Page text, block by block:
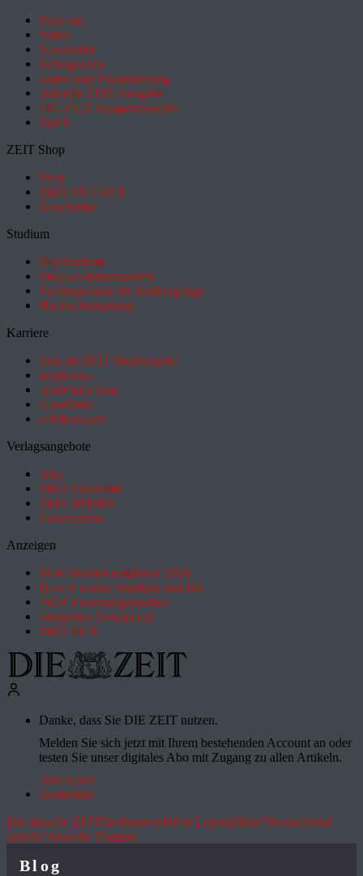
Podcasts
Video
Newsletter
Schlagzeilen
Daten und Visualisierung
Aktuelle ZEIT-Ausgabe
DIE ZEIT Ausgabenarchiv
Spiele
ZEIT Shop
Shop
ZEIT BÜCHER
Geschenke
Studium
HeyStudium
Studium-Interessentest
Suchmaschine für Studiengänge
Hochschulranking
Karriere
Jobs im ZEIT Stellenmarkt
academics
academics.com
GoodJobs
e-fellows.net
Verlagsangebote
Abo
ZEIT Akademie
ZEIT REISEN
Partnersuche
Anzeigen
Most Wanted Employer 2026
How it works: Studium und Job
ZEIT Forschungskosmos
Deutsches Schulportal
ZEIT für X
Danke, dass Sie DIE ZEIT nutzen.
Melden Sie sich jetzt mit Ihrem bestehenden Account an oder
testen Sie unser digitales Abo mit Zugang zu allen Artikeln.
Abo testen
Anmelden
Die aktuelle ZEITDrohnenvorfall in LeipzigHitze"Deutschland
spricht"Aktuelle Themen
Blog